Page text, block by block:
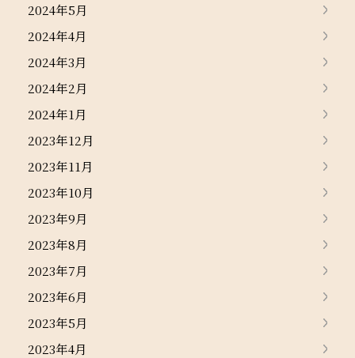
2024年5月
2024年4月
2024年3月
2024年2月
2024年1月
2023年12月
2023年11月
2023年10月
2023年9月
2023年8月
2023年7月
2023年6月
2023年5月
2023年4月